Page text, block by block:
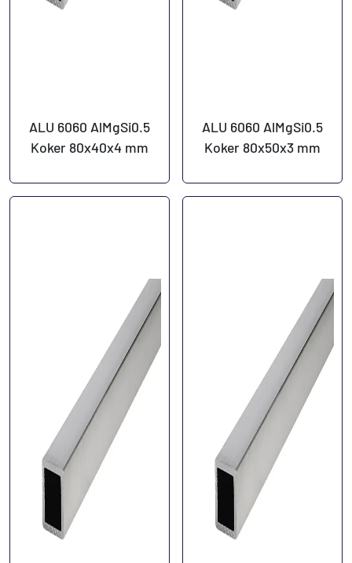
ALU 6060 AlMgSi0.5
Koker 80x40x4 mm
ALU 6060 AlMgSi0.5
Koker 80x50x3 mm